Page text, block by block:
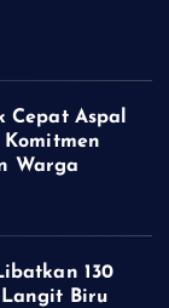
Cepat Aspal
Warga
130
Biru